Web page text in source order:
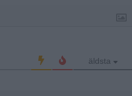
äldsta